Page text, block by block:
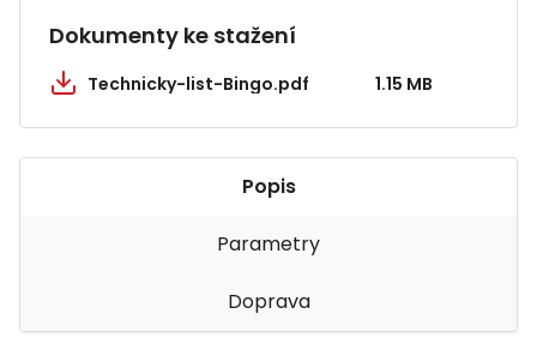
Dokumenty ke stažení
Technicky-list-Bingo.pdf 1.15 MB
Popis
Parametry
Doprava